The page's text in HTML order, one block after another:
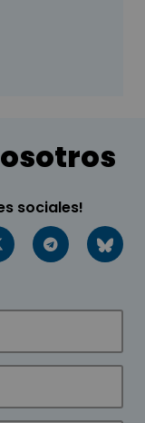
sociales!